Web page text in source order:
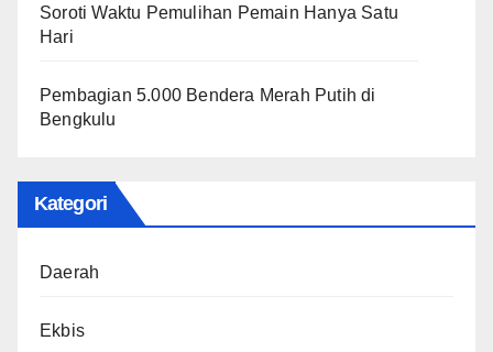
Soroti Waktu Pemulihan Pemain Hanya Satu
Hari
Pembagian 5.000 Bendera Merah Putih di
Bengkulu
Kategori
Daerah
Ekbis